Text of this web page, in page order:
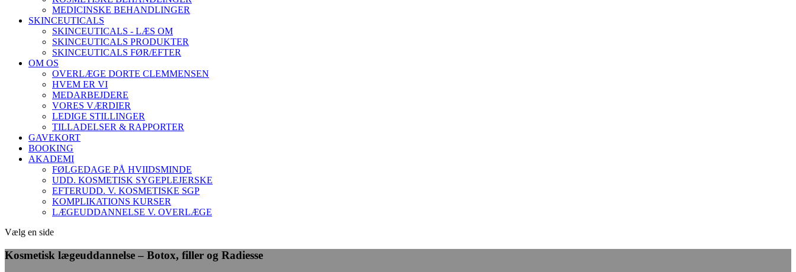
MEDICINSKE BEHANDLINGER
SKINCEUTICALS
SKINCEUTICALS - LÆS OM
SKINCEUTICALS PRODUKTER
SKINCEUTICALS FØR/EFTER
OM OS
OVERLÆGE DORTE CLEMMENSEN
HVEM ER VI
MEDARBEJDERE
VORES VÆRDIER
LEDIGE STILLINGER
TILLADELSER & RAPPORTER
GAVEKORT
BOOKING
AKADEMI
FØLGEDAGE PÅ HVIIDSMINDE
UDD. KOSMETISK SYGEPLEJERSKE
EFTERUDD. V. KOSMETISKE SGP
KOMPLIKATIONS KURSER
LÆGEUDDANNELSE V. OVERLÆGE
Vælg en side
Kosmetisk lægeuddannelse – Botox, filler og Radiesse